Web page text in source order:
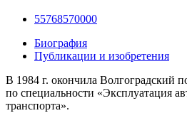
55768570000
Биография
Публикации и изобретения
В 1984 г. окончила Волгоградский
по специальности «Эксплуатация
транспорта».